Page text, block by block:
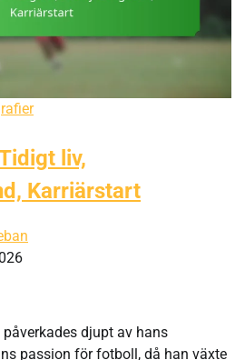
liv,
Karriärstart
djupt av hans
passion för fotboll, då han växte